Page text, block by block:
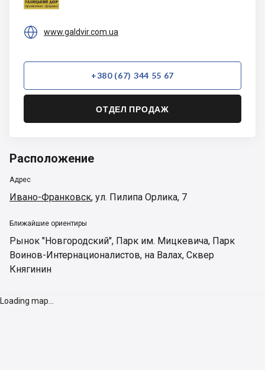
 www.galdvir.com.ua
+380 (67) 344 55 67
ОТДЕЛ ПРОДАЖ
Расположение
Адрес
Ивано-Франковск, ул. Пилипа Орлика, 7
Ближайшие ориентиры
Рынок "Новгородский", Парк им. Мицкевича, Парк
Воинов-Интернационалистов, на Валах, Сквер
Княгинин
Loading map...